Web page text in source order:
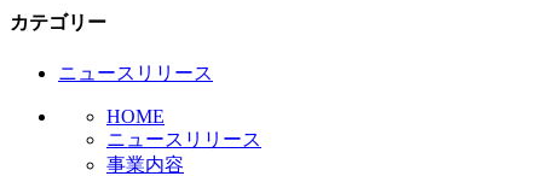
ン
カテゴリー
ニュースリリース
HOME
ニュースリリース
事業内容